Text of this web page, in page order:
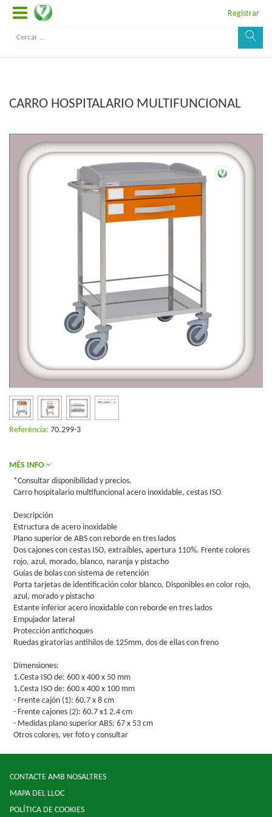
Registrar
CARRO HOSPITALARIO MULTIFUNCIONAL
Referència: 70.299-3
MÉS INFO
*Consultar disponibilidad y precios.
Carro hospitalario multifuncional acero inoxidable, cestas ISO
Descripción
Estructura de acero inoxidable
Plano superior de ABS con reborde en tres lados
Dos cajones con cestas ISO, extraíbles, apertura 110%. Frente colores
rojo, azul, morado, blanco, naranja y pistacho
Guías de bolas con sistema de retención
Porta tarjetas de identificación color blanco. Disponibles en color rojo,
azul, morado y pistacho
Estante inferior acero inoxidable con reborde en tres lados
Empujador lateral
Protección antichoques
Ruedas giratorias antihilos de 125mm, dos de ellas con freno
Dimensiones:
1.Cesta ISO de: 600 x 400 x 50 mm
1.Cesta ISO de: 600 x 400 x 100 mm
- Frente cajón (1): 60.7 x 8 cm
- Frente cajones (2): 60.7 x1 2.4 cm
- Medidas plano superior ABS: 67 x 53 cm
Otros colores, ver foto y consultar
CONTACTE AMB NOSALTRES
MAPA DEL LLOC
POLÍTICA DE COOKIES